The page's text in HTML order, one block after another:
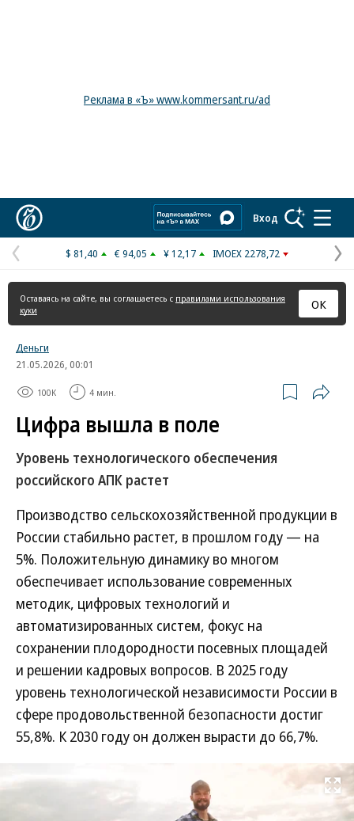
Реклама в «Ъ» www.kommersant.ru/ad
Вход
Предыдущая
страница
$ 81,40 € 94,05 ¥ 12,17 IMOEX 2278,72
Оставаясь на сайте, вы соглашаетесь с правилами использования
куки
ОК
Деньги
21.05.2026, 00:01
100K 4 мин.
Цифра вышла в поле
Уровень технологического обеспечения
российского АПК растет
Производство сельскохозяйственной продукции в
России стабильно растет, в прошлом году — на
5%. Положительную динамику во многом
обеспечивает использование современных
методик, цифровых технологий и
автоматизированных систем, фокус на
сохранении плодородности посевных площадей
и решении кадровых вопросов. В 2025 году
уровень технологической независимости России в
сфере продовольственной безопасности достиг
55,8%. К 2030 году он должен вырасти до 66,7%.
Развернуть